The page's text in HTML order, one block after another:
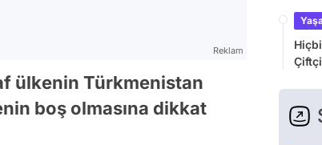
Reklam
ülkenin Türkmenistan
boş olmasına dikkat